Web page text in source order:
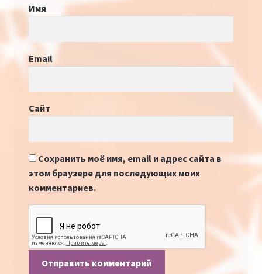
Имя
Email
Сайт
Сохранить моё имя, email и адрес сайта в
этом браузере для последующих моих
комментариев.